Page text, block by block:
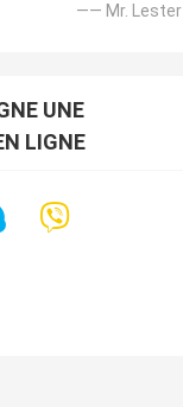
—— Mr. Lester
UNE
LIGNE